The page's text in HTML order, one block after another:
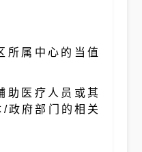
所属中心的当值
助医疗人员或其
政府部门的相关